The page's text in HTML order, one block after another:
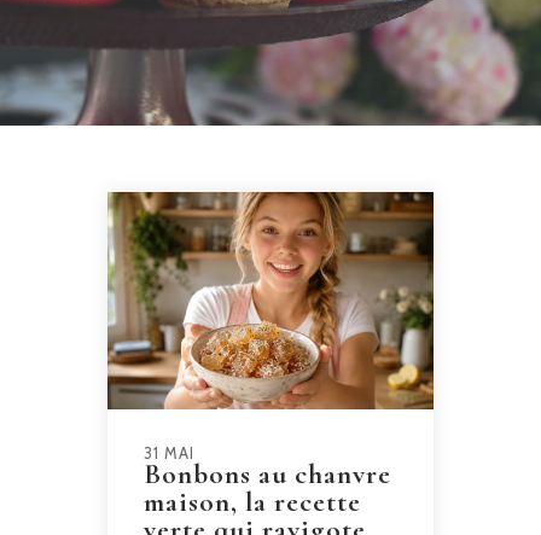
31 MAI
Bonbons au chanvre
maison, la recette